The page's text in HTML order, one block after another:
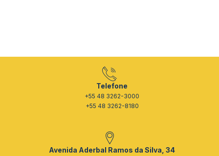
Telefone
+55 48 3262-3000
+55 48 3262-8180
Avenida Aderbal Ramos da Silva, 34